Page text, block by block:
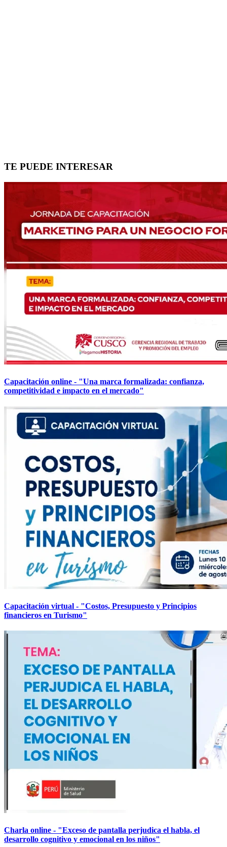
TE PUEDE INTERESAR
Capacitación online - "Una marca formalizada: confianza,
competitividad e impacto en el mercado"
Capacitación virtual - "Costos, Presupuesto y Principios
financieros en Turismo"
Charla online - "Exceso de pantalla perjudica el habla, el
desarrollo cognitivo y emocional en los niños"